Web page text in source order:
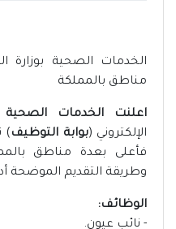
مناطق بالمملكة
اعلنت الخدمات الصحية
الإلكتروني (بوابة التوظيف
فأعلى بعدة مناطق
وطريقة التقديم الموضحة
الوظائف:
- نائب عيون.